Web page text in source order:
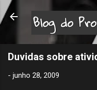
Pular para
Duvidas sobre
- junho 28, 2009